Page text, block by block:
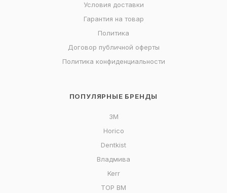
Условия доставки
Гарантия на товар
Политика
Договор публичной оферты
Политика конфиденциальности
ПОПУЛЯРНЫЕ БРЕНДЫ
3M
Horico
Dentkist
Владмива
Kerr
ТОР ВМ